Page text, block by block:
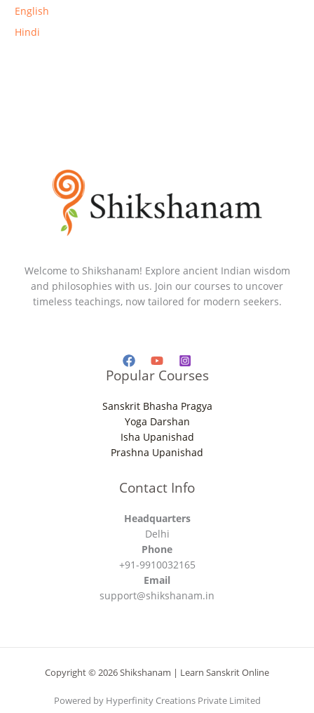
English
Hindi
Welcome to Shikshanam! Explore ancient Indian wisdom
and philosophies with us. Join our courses to uncover
timeless teachings, now tailored for modern seekers.
Popular Courses
Sanskrit Bhasha Pragya
Yoga Darshan
Isha Upanishad
Prashna Upanishad
Contact Info
Headquarters
Delhi
Phone
+91-9910032165
Email
support@shikshanam.in
Copyright © 2026 Shikshanam | Learn Sanskrit Online
Powered by Hyperfinity Creations Private Limited